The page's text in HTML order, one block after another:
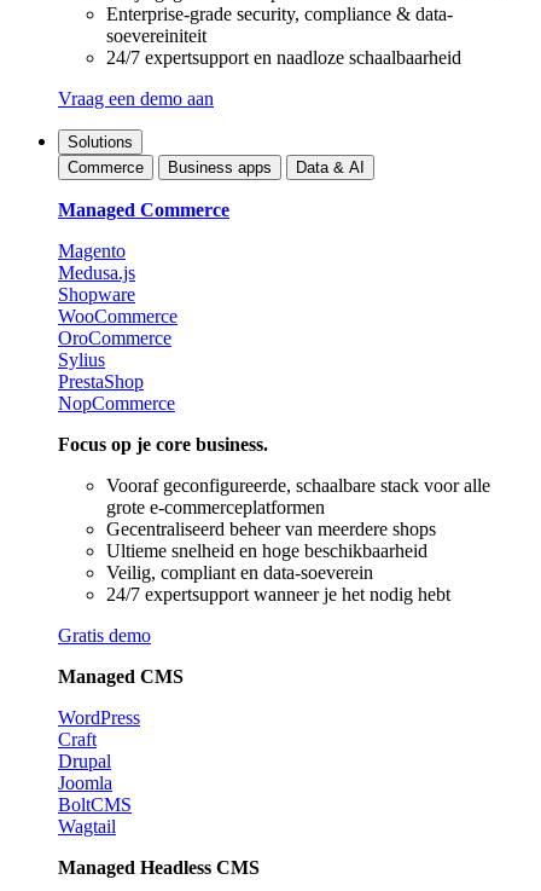
Enterprise-grade security, compliance & data-
soevereiniteit
24/7 expertsupport en naadloze schaalbaarheid
Vraag een demo aan
Solutions
Commerce
Business apps Data & AI
Managed Commerce
Magento
Medusa.js
Shopware
WooCommerce
OroCommerce
Sylius
PrestaShop
NopCommerce
Focus op je core business.
Vooraf geconfigureerde, schaalbare stack voor alle
grote e-commerceplatformen
Gecentraliseerd beheer van meerdere shops
Ultieme snelheid en hoge beschikbaarheid
Veilig, compliant en data-soeverein
24/7 expertsupport wanneer je het nodig hebt
Gratis demo
Managed CMS
WordPress
Craft
Drupal
Joomla
BoltCMS
Wagtail
Managed Headless CMS